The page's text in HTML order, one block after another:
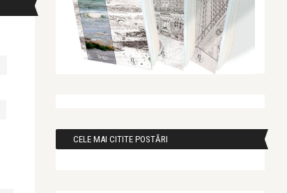
CELE MAI CITITE POSTĂRI